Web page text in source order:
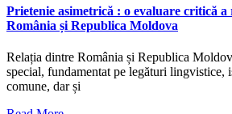
Prietenie asimetrică : o evaluare critică
România și Republica Moldova
Relația dintre România și Republica
special, fundamentat pe legături lingvistice,
comune, dar și